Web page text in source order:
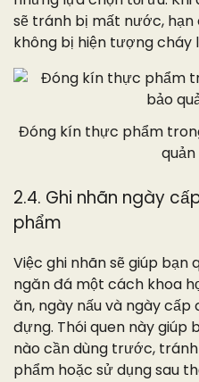
sẽ tránh bị mất nước, hạn
không bị hiện tượng cháy
Đóng kín thực phẩm
quản
2.4. Ghi nhãn ngày
phẩm
Việc ghi nhãn sẽ giúp
ngăn đá một cách khoa
ăn, ngày nấu và ngày
đựng. Thói quen này giúp
nào cần dùng trước,
phẩm hoặc sử dụng sau